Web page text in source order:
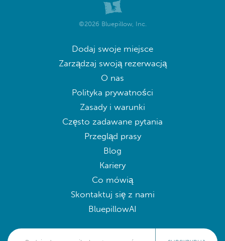
©2026 Bluepillow, Inc.
Dodaj swoje miejsce
Zarządzaj swoją rezerwacją
O nas
Polityka prywatności
Zasady i warunki
Często zadawane pytania
Przegląd prasy
Blog
Kariery
Co mówią
Skontaktuj się z nami
BluepillowAI